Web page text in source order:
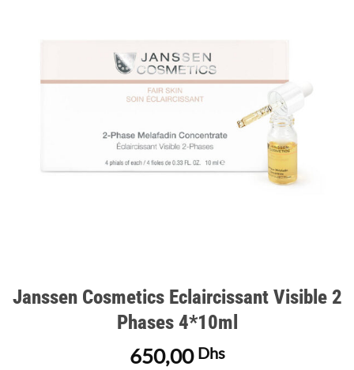
Janssen Cosmetics Eclaircissant Visible 2
Phases 4*10ml
650,00 Dhs